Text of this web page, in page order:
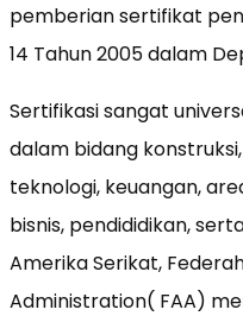
pemberian sertifikat
14 Tahun 2005 dalam
Sertifikasi sangat
dalam bidang
teknologi, keuangan,
bisnis, pendididikan,
Amerika Serikat,
Administration( FAA)